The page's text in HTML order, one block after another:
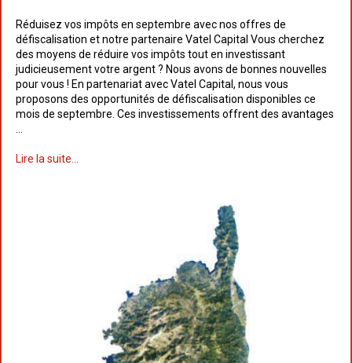
Réduisez vos impôts en septembre avec nos offres de
défiscalisation et notre partenaire Vatel Capital Vous cherchez
des moyens de réduire vos impôts tout en investissant
judicieusement votre argent ? Nous avons de bonnes nouvelles
pour vous ! En partenariat avec Vatel Capital, nous vous
proposons des opportunités de défiscalisation disponibles ce
mois de septembre. Ces investissements offrent des avantages
Lire la suite...